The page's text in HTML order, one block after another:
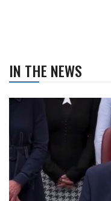
IN THE NEWS